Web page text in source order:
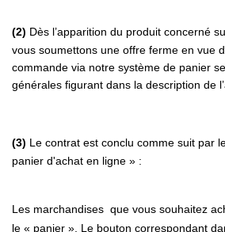
(2) Dès l’apparition du produit concerné
vous soumettons une offre ferme en vue
commande via notre système de panier
générales figurant dans la description de
(3) Le contrat est conclu comme suit par
panier d'achat en ligne » :
Les marchandises que vous souhaitez
le « panier ». Le bouton correspondant